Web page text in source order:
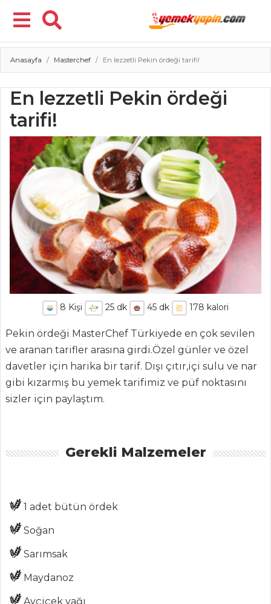
Menü
ANASAYFA
BLOG
Anasayfa Masterchef En lezzetli Pekin ördeği tarifi!
En lezzetli Pekin ördeği
tarifi!
8 Kişi 25dk 45dk 178 kalori
Pekin ördeği MasterChef Türkiyede en çok sevilen
ve aranan tarifler arasına girdi.Özel günler ve özel
davetler için harika bir tarif. Dışı çıtır,içi sulu ve nar
gibi kızarmış bu yemek tarifimiz ve püf noktasını
sizler için paylaştım.
Gerekli Malzemeler
1 adet bütün ördek
Soğan
Sarımsak
Maydanoz
Ayçiçek yağı